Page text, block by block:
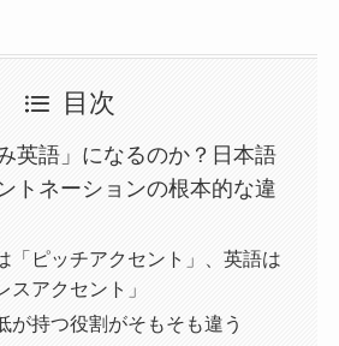
目次
英語」になるのか？日本語
トネーションの根本的な違
「ピッチアクセント」、英語は
スアクセント」
が持つ役割がそもそも違う